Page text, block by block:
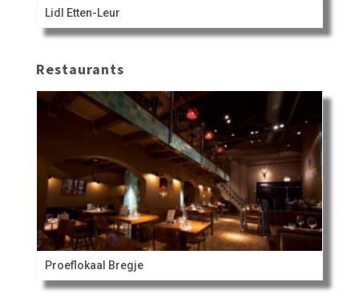
Lidl Etten-Leur
Restaurants
Proeflokaal Bregje